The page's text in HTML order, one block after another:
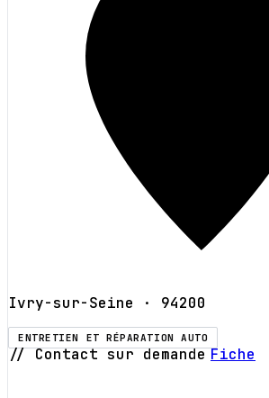
Ivry-sur-Seine · 94200
ENTRETIEN ET RÉPARATION AUTO
// Contact sur demande Fiche